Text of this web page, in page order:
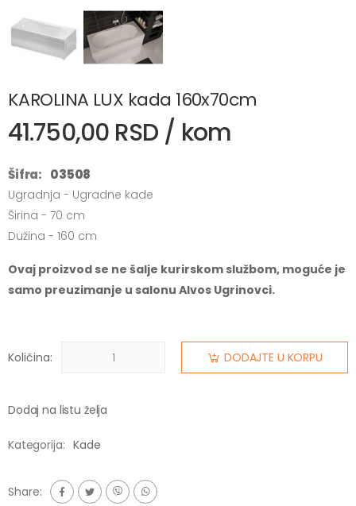
KAROLINA LUX kada 160x70cm
41.750,00 RSD / kom
Šifra: 03508
Ugradnja - Ugradne kade
Širina - 70 cm
Dužina - 160 cm
Ovaj proizvod se ne šalje kurirskom službom, moguće je
samo preuzimanje u salonu Alvos Ugrinovci.
Količina: DODAJTE U KORPU
Dodaj na listu želja
Kategorija: Kade
Share: